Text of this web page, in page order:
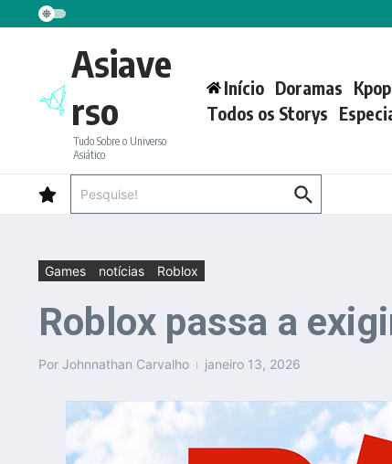
Ir para o conteúdo
Asiave
rso
Tudo Sobre o Universo
Asiático
Início Doramas Kpop
Todos os Storys
Games notícias Roblox
Roblox passa a
Por Johnnathan Carvalho janeiro 13, 2026